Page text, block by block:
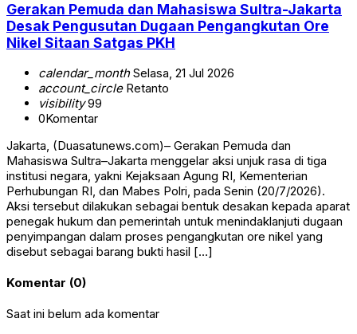
Gerakan Pemuda dan Mahasiswa Sultra-Jakarta
Desak Pengusutan Dugaan Pengangkutan Ore
Nikel Sitaan Satgas PKH
calendar_monthSelasa, 21 Jul 2026
account_circleRetanto
visibility99
0Komentar
Jakarta, (Duasatunews.com)– Gerakan Pemuda dan
Mahasiswa Sultra–Jakarta menggelar aksi unjuk rasa di tiga
institusi negara, yakni Kejaksaan Agung RI, Kementerian
Perhubungan RI, dan Mabes Polri, pada Senin (20/7/2026).
Aksi tersebut dilakukan sebagai bentuk desakan kepada aparat
penegak hukum dan pemerintah untuk menindaklanjuti dugaan
penyimpangan dalam proses pengangkutan ore nikel yang
disebut sebagai barang bukti hasil […]
Komentar (0)
Saat ini belum ada komentar